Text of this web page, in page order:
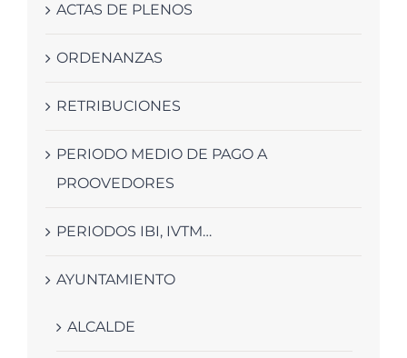
ACTAS DE PLENOS
ORDENANZAS
RETRIBUCIONES
PERIODO MEDIO DE PAGO A
PROOVEDORES
PERIODOS IBI, IVTM…
AYUNTAMIENTO
ALCALDE